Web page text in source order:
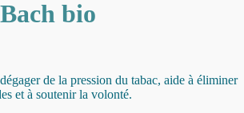
bio
de la pression du tabac, aide à éliminer
et à soutenir la volonté.